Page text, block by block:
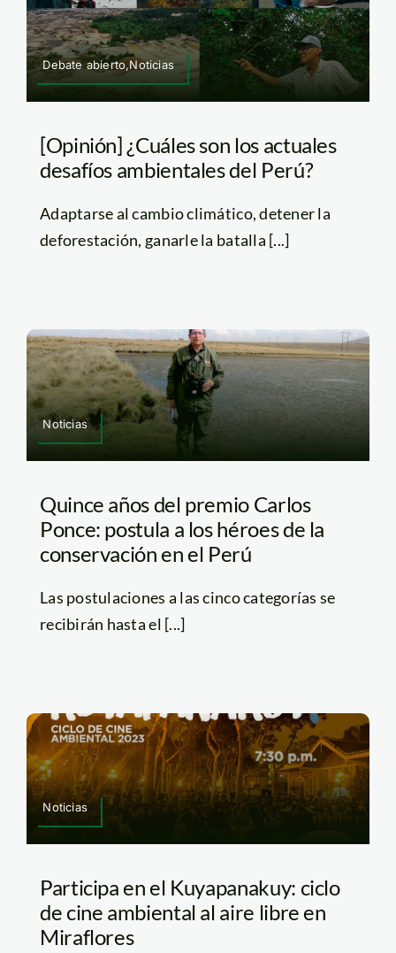
Debate abierto,Noticias
[Opinión] ¿Cuáles son los actuales
desafíos ambientales del Perú?
Adaptarse al cambio climático, detener la
deforestación, ganarle la batalla [...]
Noticias
Quince años del premio Carlos
Ponce: postula a los héroes de la
conservación en el Perú
Las postulaciones a las cinco categorías se
recibirán hasta el [...]
Noticias
Participa en el Kuyapanakuy: ciclo
de cine ambiental al aire libre en
Miraflores